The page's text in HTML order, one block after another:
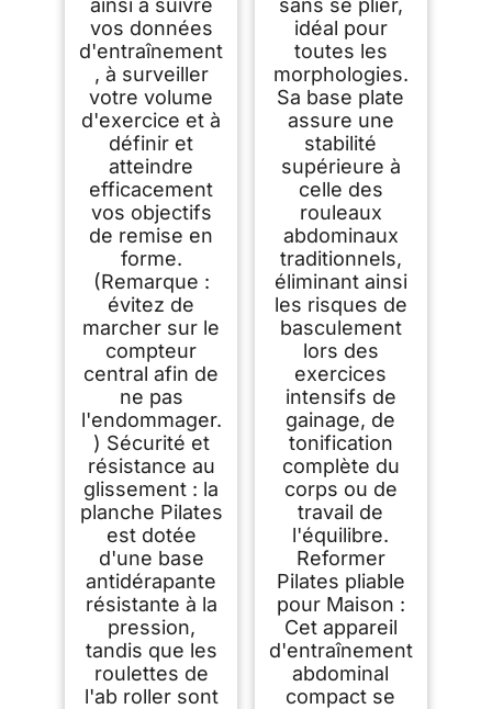
ainsi à suivre
vos données
d'entraînement
, à surveiller
votre volume
d'exercice et à
définir et
atteindre
efficacement
vos objectifs
de remise en
forme.
(Remarque :
évitez de
marcher sur le
compteur
central afin de
ne pas
l'endommager.
) Sécurité et
résistance au
glissement : la
planche Pilates
est dotée
d'une base
antidérapante
résistante à la
pression,
tandis que les
roulettes de
l'ab roller sont
sans se plier,
idéal pour
toutes les
morphologies.
Sa base plate
assure une
stabilité
supérieure à
celle des
rouleaux
abdominaux
traditionnels,
éliminant ainsi
les risques de
basculement
lors des
exercices
intensifs de
gainage, de
tonification
complète du
corps ou de
travail de
l'équilibre.
Reformer
Pilates pliable
pour Maison :
Cet appareil
d'entraînement
abdominal
compact se